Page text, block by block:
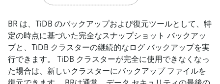
BR は、TiDB のバックアップおよび復元ツールとして、特
定の時点に基づいた完全なスナップショット バックアッ
プと、TiDB クラスターの継続的なログ バックアップを実
行できます。 TiDB クラスターが完全に使用できなくなっ
た場合は、新しいクラスターにバックアップ ファイルを